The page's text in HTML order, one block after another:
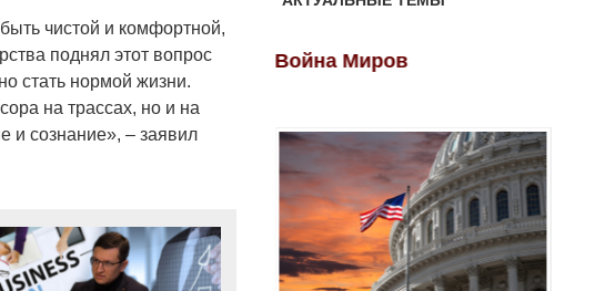
чистой и комфортной,
поднял этот вопрос
стать нормой жизни.
на трассах, но и на
и сознание», – заявил
Миров Война Миров